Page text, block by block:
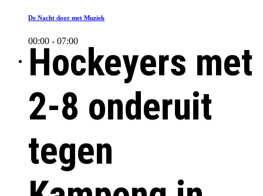
De Nacht door met Muziek
00:00 - 07:00
Hockeyers met
2-8 onderuit
tegen